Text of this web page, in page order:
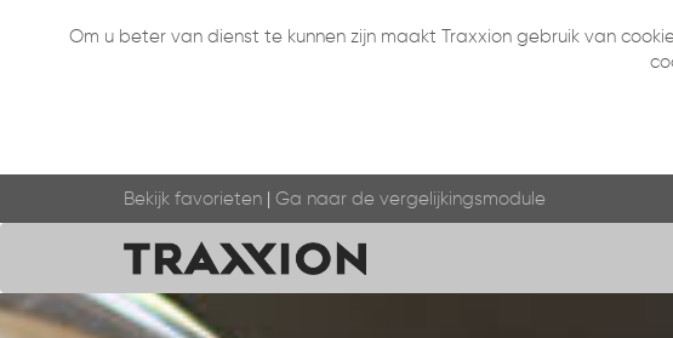
Om u beter van dienst te kunnen zijn maakt Traxxion gebruik van
Bekijk favorieten | Ga naar de vergelijkingsmodule